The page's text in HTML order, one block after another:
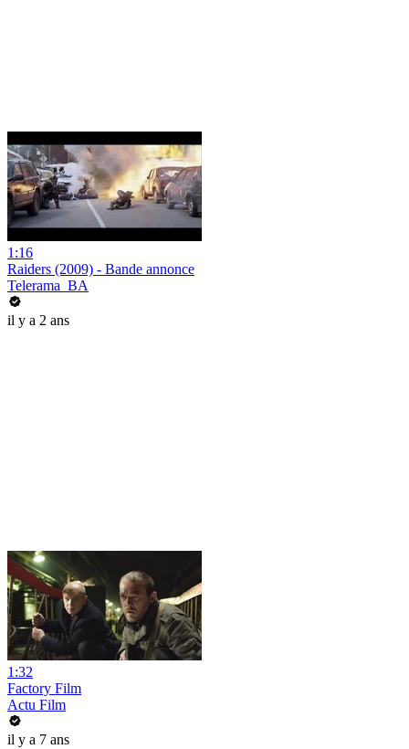
1:16
Raiders (2009) - Bande annonce
Telerama_BA
il y a 2 ans
1:32
Factory Film
Actu Film
il y a 7 ans